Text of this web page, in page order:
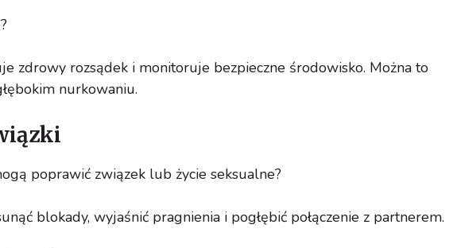
zdrowy rozsądek i monitoruje bezpieczne środowisko. Można to
nurkowaniu.
poprawić związek lub życie seksualne?
blokady, wyjaśnić pragnienia i pogłębić połączenie z partnerem.